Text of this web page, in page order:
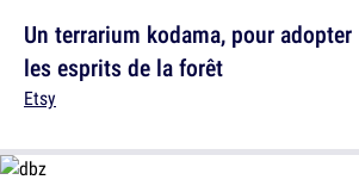
Un terrarium kodama, pour adopter
les esprits de la forêt
Etsy